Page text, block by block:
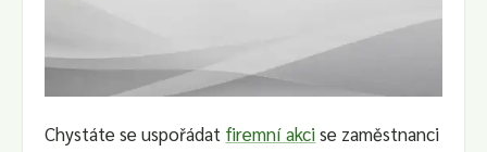
Chystáte se uspořádat firemní akcise zaměstnanci